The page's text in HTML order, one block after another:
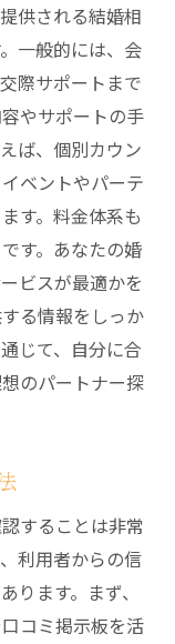
会いを実現す
夫
する
する
供される結婚相
一般的には、会
際サポートまで
やサポートの手
ば、個別カウン
ベントやパーテ
す。料金体系も
す。あなたの婚
ビスが最適かを
る情報をしっか
じて、自分に合
のパートナー探
することは非常
利用者からの信
ります。まず、
コミ掲示板を活